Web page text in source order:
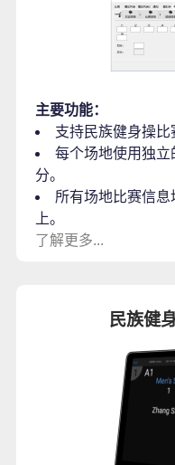
主要功能：
支持民族健身操比
每个场地使用独
分。
所有场地比赛信
上。
了解更多...
民族健